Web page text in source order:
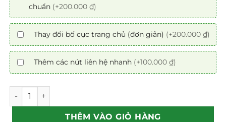
chuẩn (+200.000 ₫)
Thay đổi bố cục trang chủ (đơn giản) (+200.000 ₫)
Thêm các nút liên hệ nhanh (+100.000 ₫)
Mẫu theme Website đá quý phong thủy chuẩn SEO số
THÊM VÀO GIỎ HÀNG